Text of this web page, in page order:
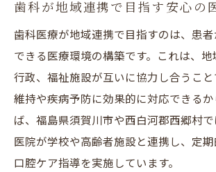
歯科が地域連携で目指す安心の
歯科医療が地域連携で目指すのは、患
できる医療環境の構築です。これは、
行政、福祉施設が互いに協力し合うこ
維持や疾病予防に効果的に対応できるか
ば、福島県須賀川市や西白河郡西郷村
医院が学校や高齢者施設と連携し、定
口腔ケア指導を実施しています。